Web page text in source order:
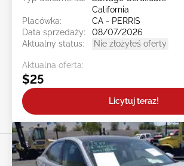
California
Placówka:
CA - PERRIS
Data sprzedaży:
08/07/2026
Aktualny status:
Nie złożyłeś oferty
Aktualna oferta:
$25
Licytuj teraz!